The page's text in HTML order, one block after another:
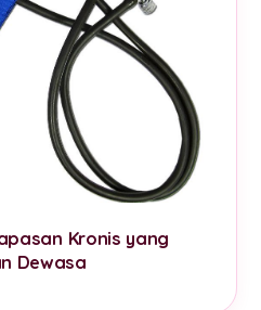
Kronis yang
Dewasa